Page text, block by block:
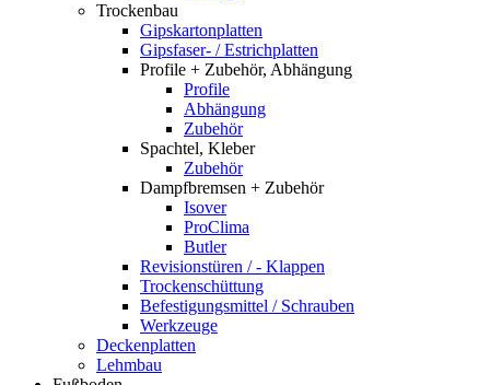
Trockenbau
Gipskartonplatten
Gipsfaser- / Estrichplatten
Profile + Zubehör, Abhängung
Profile
Abhängung
Zubehör
Spachtel, Kleber
Zubehör
Dampfbremsen + Zubehör
Isover
ProClima
Butler
Revisionstüren / - Klappen
Trockenschüttung
Befestigungsmittel / Schrauben
Werkzeuge
Deckenplatten
Lehmbau